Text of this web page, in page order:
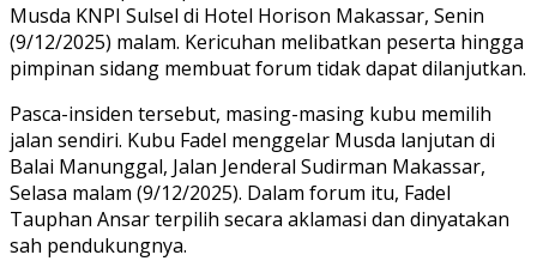
Musda KNPI Sulsel di Hotel Horison Makassar, Senin
(9/12/2025) malam. Kericuhan melibatkan peserta hingga
pimpinan sidang membuat forum tidak dapat dilanjutkan.
Pasca-insiden tersebut, masing-masing kubu memilih
jalan sendiri. Kubu Fadel menggelar Musda lanjutan di
Balai Manunggal, Jalan Jenderal Sudirman Makassar,
Selasa malam (9/12/2025). Dalam forum itu, Fadel
Tauphan Ansar terpilih secara aklamasi dan dinyatakan
sah pendukungnya.